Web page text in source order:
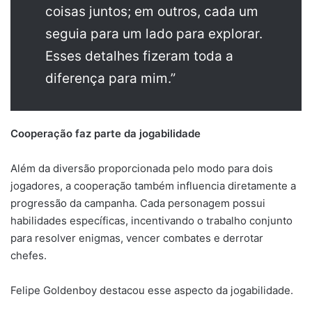
coisas juntos; em outros, cada um
seguia para um lado para explorar.
Esses detalhes fizeram toda a
diferença para mim.”
Cooperação faz parte da jogabilidade
Além da diversão proporcionada pelo modo para dois
jogadores, a cooperação também influencia diretamente a
progressão da campanha. Cada personagem possui
habilidades específicas, incentivando o trabalho conjunto
para resolver enigmas, vencer combates e derrotar
chefes.
Felipe Goldenboy destacou esse aspecto da jogabilidade.